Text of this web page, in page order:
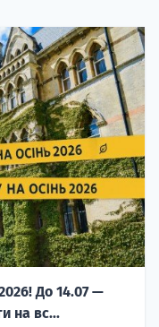
До 14.07 —
на вс...